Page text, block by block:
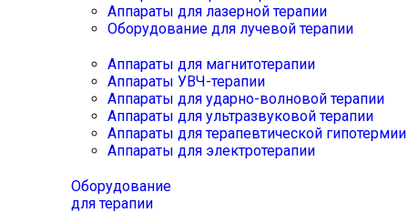
Аппараты для лазерной терапии
Оборудование для лучевой терапии
Аппараты для магнитотерапии
Аппараты УВЧ-терапии
Аппараты для ударно-волновой терапии
Аппараты для ультразвуковой терапии
Аппараты для терапевтической
Аппараты для электротерапии
Оборудование
для терапии